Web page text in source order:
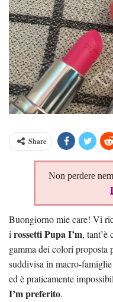
Share
Non perdere
Buongiorno mie care! Vi
i rossetti Pupa I’m, tant’è
gamma dei colori proposta
suddivisa in macro-
ed è praticamente
I’m preferito.